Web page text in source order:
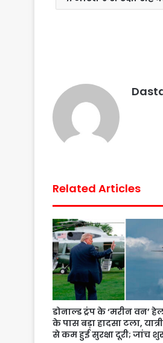
Related Articles
डोनाल्ड ट्रंप के ‘मरीन वन’
के पास बड़ा हादसा टला,
से कम हुई सुरक्षा दूरी; जांच